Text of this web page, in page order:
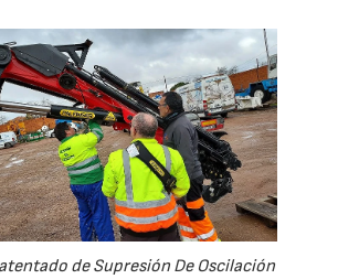
de Supresión De Oscilación